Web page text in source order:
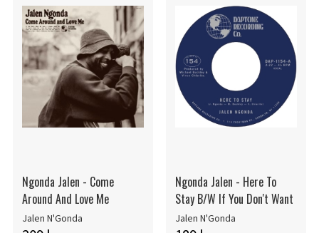
Ngonda Jalen - Come
Around And Love Me
Jalen N'Gonda
Ngonda Jalen - Here To
Stay B/W If You Don't Want
Jalen N'Gonda